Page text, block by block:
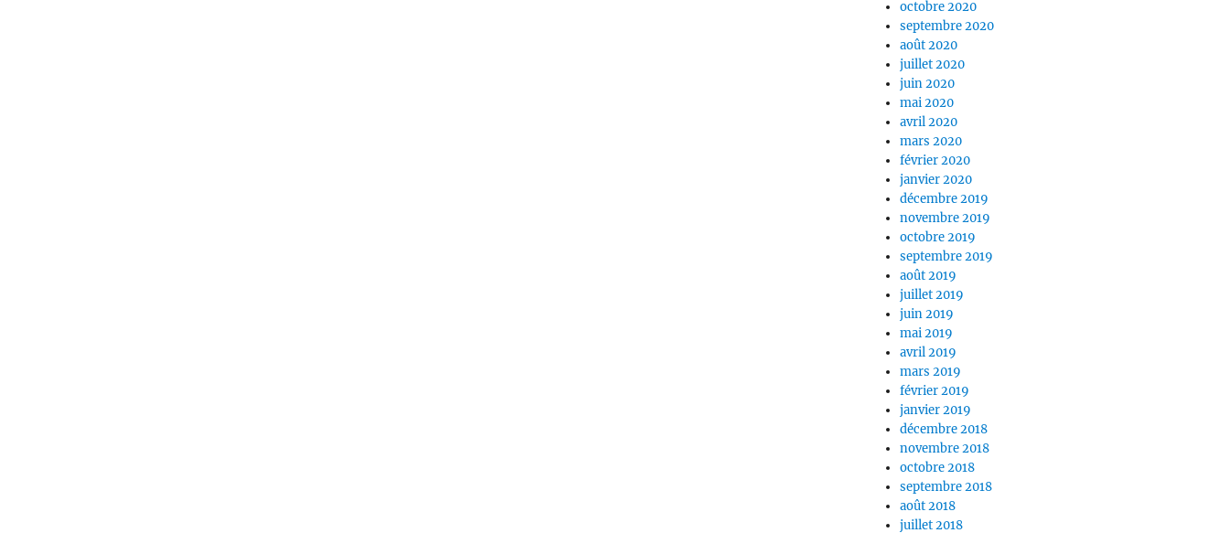
octobre 2020
septembre 2020
août 2020
juillet 2020
juin 2020
mai 2020
avril 2020
mars 2020
février 2020
janvier 2020
décembre 2019
novembre 2019
octobre 2019
septembre 2019
août 2019
juillet 2019
juin 2019
mai 2019
avril 2019
mars 2019
février 2019
janvier 2019
décembre 2018
novembre 2018
octobre 2018
septembre 2018
août 2018
juillet 2018